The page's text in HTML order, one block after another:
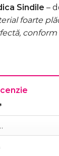
laSindile –
foarte
conform